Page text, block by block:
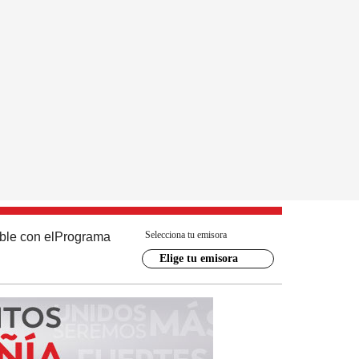
con el Programa Selecciona tu emisora
Elige tu emisora